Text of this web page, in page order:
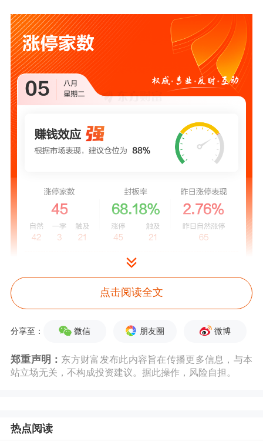
个股方面
点击阅读全文
分享至： 微信 朋友圈 微博
郑重声明： 东方财富发布此内容旨在传播更多信息，与本
站立场无关，不构成投资建议。据此操作，风险自担。
热点阅读